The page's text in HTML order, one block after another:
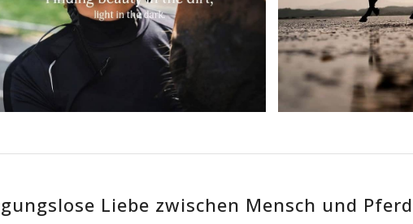
Liebe zwischen Mensch und Pferd